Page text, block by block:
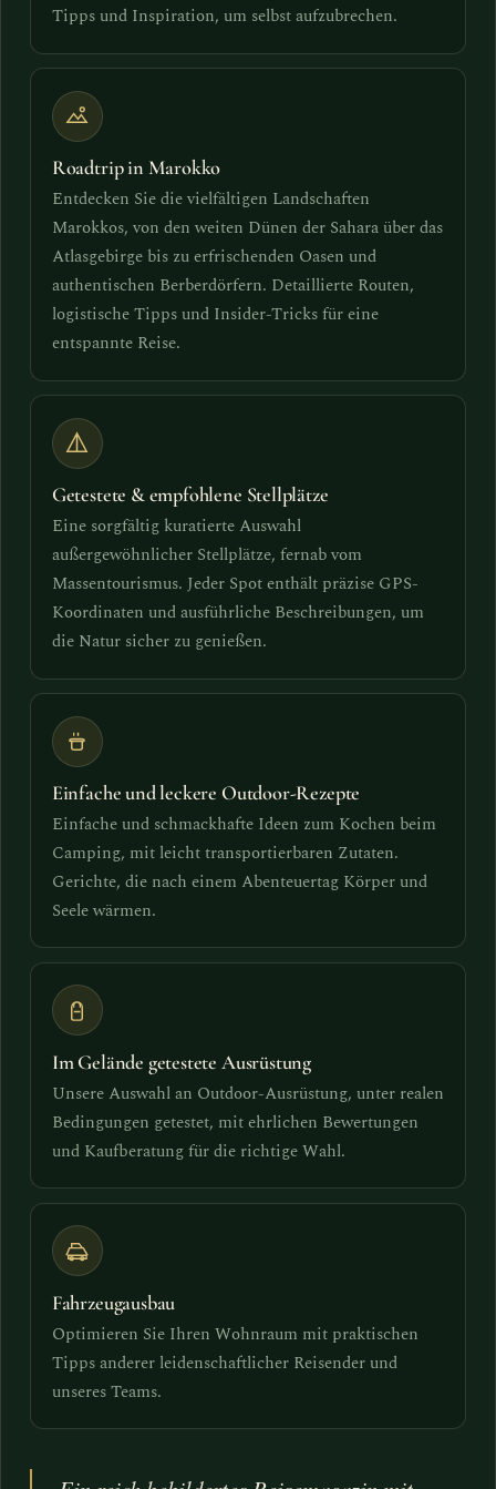
Tipps und Inspiration, um selbst aufzubrechen.
Roadtrip in Marokko
Entdecken Sie die vielfältigen Landschaften
Marokkos, von den weiten Dünen der Sahara über das
Atlasgebirge bis zu erfrischenden Oasen und
authentischen Berberdörfern. Detaillierte Routen,
logistische Tipps und Insider-Tricks für eine
entspannte Reise.
Getestete & empfohlene Stellplätze
Eine sorgfältig kuratierte Auswahl
außergewöhnlicher Stellplätze, fernab vom
Massentourismus. Jeder Spot enthält präzise GPS-
Koordinaten und ausführliche Beschreibungen, um
die Natur sicher zu genießen.
Einfache und leckere Outdoor-Rezepte
Einfache und schmackhafte Ideen zum Kochen beim
Camping, mit leicht transportierbaren Zutaten.
Gerichte, die nach einem Abenteuertag Körper und
Seele wärmen.
Im Gelände getestete Ausrüstung
Unsere Auswahl an Outdoor-Ausrüstung, unter realen
Bedingungen getestet, mit ehrlichen Bewertungen
und Kaufberatung für die richtige Wahl.
Fahrzeugausbau
Optimieren Sie Ihren Wohnraum mit praktischen
Tipps anderer leidenschaftlicher Reisender und
unseres Teams.